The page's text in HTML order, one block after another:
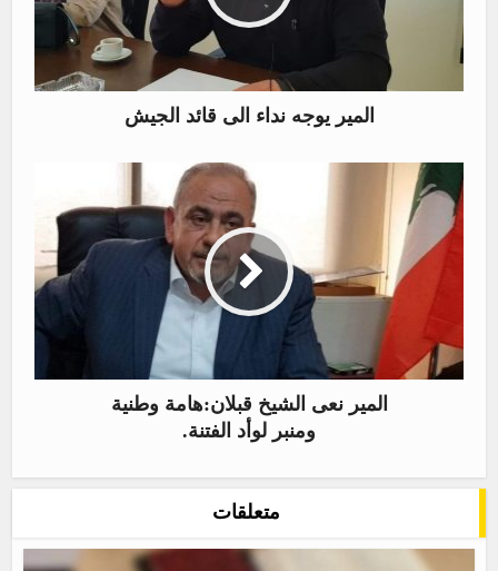
المير يوجه نداء الى قائد الجيش
المير نعى الشيخ قبلان:هامة وطنية
ومنبر لوأد الفتنة.
متعلقات